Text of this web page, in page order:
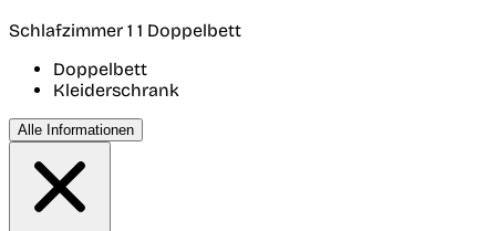
Schlafzimmer 1 1 Doppelbett
Doppelbett
Kleiderschrank
Alle Informationen